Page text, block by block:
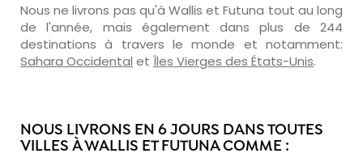
Nous ne livrons pas qu'à Wallis et Futuna tout au long
de l'année, mais également dans plus de 244
destinations à travers le monde et notamment:
Sahara Occidental et Îles Vierges des États-Unis.
NOUS LIVRONS EN 6 JOURS DANS TOUTES
VILLES À WALLIS ET FUTUNA COMME :